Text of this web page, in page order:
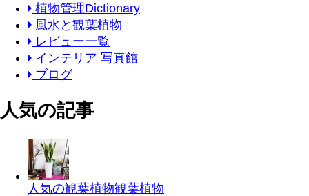
植物管理Dictionary
風水と観葉植物
レビュー一覧
インテリア 写真館
ブログ
人気の記事
人気の観葉植物観葉植物